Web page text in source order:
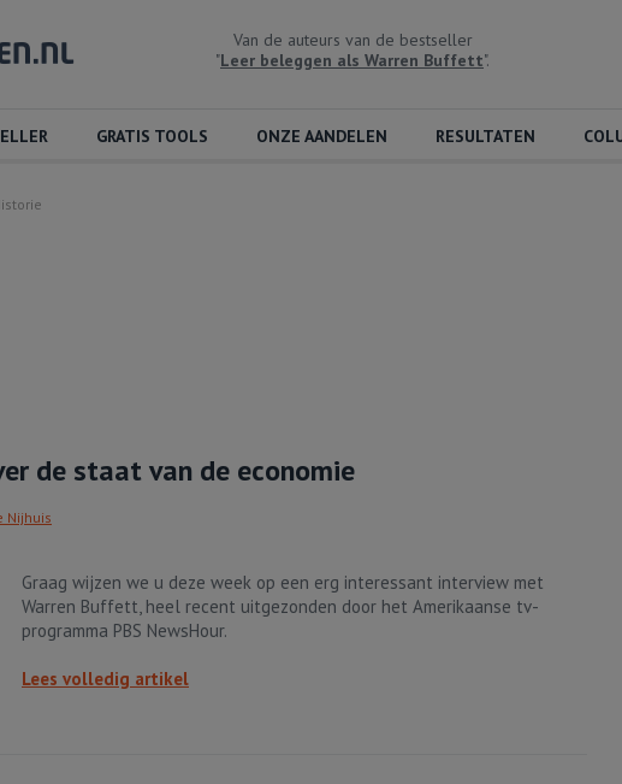
Van de auteurs van de bestseller
"Leer beleggen als Warren Buffett".
GRATIS TOOLS ONZE AANDELEN RESULTATEN
de staat van de economie
Nijhuis
Graag wijzen we u deze week op een erg interessant interview met
Warren Buffett, heel recent uitgezonden door het Amerikaanse tv-
programma PBS NewsHour.
Lees volledig artikel